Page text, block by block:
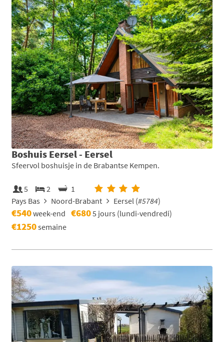
Boshuis Eersel - Eersel
Sfeervol boshuisje in de Brabantse Kempen.
5 2
1
Pays Bas
Noord-Brabant Eersel (#5784)
€540week-end €6805 jours (lundi-vendredi)
€1250semaine